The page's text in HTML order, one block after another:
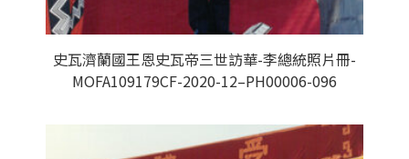
史瓦濟蘭國王恩史瓦帝三世訪華-李總統照片冊-
MOFA109179CF-2020-12–PH00006-096